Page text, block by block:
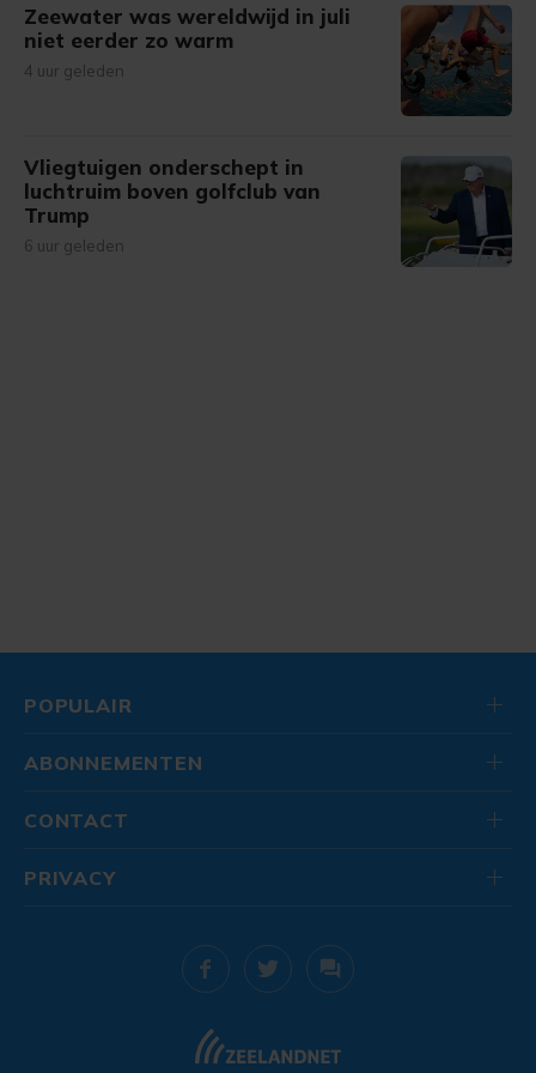
Zeewater was wereldwijd in juli
niet eerder zo warm
4 uur geleden
Vliegtuigen onderschept in
luchtruim boven golfclub van
Trump
6 uur geleden
POPULAIR
ABONNEMENTEN
CONTACT
PRIVACY